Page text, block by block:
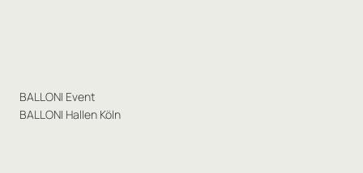
BALLONI Event
BALLONI Hallen Köln